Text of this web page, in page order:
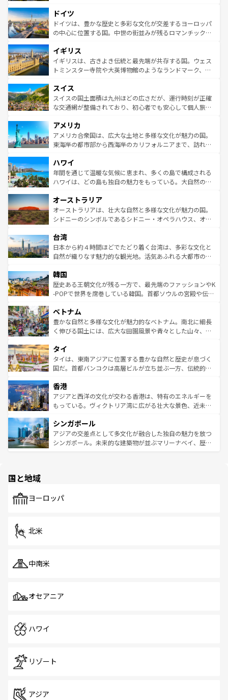
の城塞都市、穏やかなビーチリゾートまで多彩な表情を見
せる。地方によって風土や気候が異なるスペインはその個
性で訪れる人を魅了する。 なお、新着のスペイン情報はコ
で、幅広い魅力が詰まっている。華麗な宮殿、歴史的な大
聖堂、美しいビーチ、そして豊かな自然が、訪れる者を心
から魅了する。また、フランスは美食の国としても知ら
いる。シャンパンの発祥地であるランス、プロヴァンスの
香り高いラベンダー畑など、多彩な楽しみ方が可能だ。さ
らに、パリ以外の地域にも魅力が溢れており、どの街角に
れる地方に足を運ぶとそれぞれで全く異なる文化を体験で
きるだろう。 なお、新着のフランス情報はコンテンツ一覧
を参照してほしい。
ドイツ
ドイツは、豊かな歴史と多彩な文化が交差するヨーロッパ
の中心に位置する国。中世の街並みが残るロマンチック街
顔を持つこの国は、どこを歩いても飽きることがない。ベ
ルリンの文化的活気、バイエルン州のアルプスの絶景、そ
してライン川沿いのワイン畑といった風景は必見。ビール
は、お酒好きな人にはぜひ体験してほしい。 なお、新着の
ドイツ情報はコンテンツ一覧を参照してほしい。
イギリス
イギリスは、古きよき伝統と最先端が共存する国。ウェス
トミンスター寺院や大英博物館のようなランドマーク、歴
リアごとに異なる魅力がある。また、優雅なアフタヌーン
ティー、ビール好きにはたまらない英国パブ、サッカー観
戦など、本場だからこそできる体験も豊富。イギリスを旅
ンツ一覧を参照してほしい。
スイス
スイスの国土面積は九州ほどの広さだが、運行時刻が正確
な交通網が整備されており、初心者でも安心して個人旅行
の建物がそのまま残る町や、スイスならではのユニークな
博物館もあり、アルプス観光だけでなく町歩きも満喫する
ことができる。国民の所得が高いため物価も高いが、旅行
ば市内交通費無料で観光を楽しむこともできる。 なお、新
着のスイス情報はコンテンツ一覧 を参照してほしい。
アメリカ
アメリカ合衆国は、広大な土地と多様な文化が魅力の国。
東海岸の都市部から西海岸のカリフォルニアまで、訪れる
のような巨大都市は、観光、ショッピング、エンターテイ
ンメントが詰まった刺激的なスポットだ。一方、アメリカ
西部には大自然が広がり、グランドキャニオンやイエロー
部のニューオーリンズでは、音楽と美食が融合した独特の
文化が魅力。旅行者はアメリカの各地域で異なる魅力を楽
しみながら、その多様性と豊かな歴史を感じることができ
ならではの贅沢な旅のスタイルだ。 なお、新着のアメリカ
情報はコンテンツ一覧を参照してほしい。
ハワイ
年間を通じて温暖な気候に恵まれ、多くの島で構成される
ハワイは、どの島も独自の魅力をもっている。大自然の神
ワイ島は見逃せない。また、定番の観光地といえばオアフ
島だが、静かな自然を求めるならマウイ島やカウアイ島が
おすすめ。エメラルドグリーンに輝く海をはじめ、豊かな
れるおもてなしの心で訪れる人々を迎えてくれるハワイの
人々、おいしいローカルフードやハワイアンミュージッ
ク、伝統的なフラダンスなど、すべてがハワイの魅力を彩
ワイを、存分に味わってほしい。 なお、新着のハワイ情報
はコンテンツ一覧を参照してほしい。
オーストラリア
オーストラリアは、壮大な自然と多様な文化が魅力の国。
シドニーのシンボルであるシドニー・オペラハウス、オー
リアリーフや大陸中央部にそびえるウルル（エアーズロッ
ク）、タスマニアの美しい原生林やケアンズの熱帯雨林な
ど、見どころがたくさん。また、カフェやワイン、オージ
いる。アクティビティも充実しており、サーフィンやダイ
ビング、ハイキングなど、アウトドア好きにはたまらな
い。オーストラリアの多彩な魅力を存分に味わいつくそ
参照してほしい。
台湾
日本から約４時間ほどでたどり着く台湾は、多彩な文化と
自然が織りなす魅力的な観光地。活気あふれる大都市の台
ン）、静ひつな山岳地帯である台湾東部など、都市の喧騒
と山間の静けさが共存しており、訪れる人に新しい発見と
驚きをもたらしてくれる。また、奥深い台湾の食文化も魅
容にもいいと評判のスイーツなど、バラエティ豊かな料理
が味わえる。 なお、新着の台湾情報は コンテンツ一覧を参
照してほしい。
韓国
歴史ある王朝文化が残る一方で、最先端のファッションやK
-POPで世界を席巻している韓国。首都ソウルの宮殿や伝統
き、地方に足を延ばせば四季折々の自然美を楽しむことが
できる。そして、キムチや焼肉、絶品のストリートフード
まで、さまざまな韓国料理が待っている。夜には、韓国な
リティに包まれながら、韓国の多彩な魅力を心ゆくまで味
わってみてほしい。 なお、新着の韓国情報はコンテンツ一
覧を参照してほしい。
ベトナム
豊かな自然と多様な文化が魅力的なベトナム。南北に細長
く伸びる国土には、広大な田園風景や青々とした山々、世
急速な発展と共に伝統が息づく。ハノイの古い町並みやホ
ーチミン市のフランス統治時代の建物も、独特の雰囲気を
醸し出している。また、バラエティの豊かさとおいしさで
とつ。フォーやバインミー、ベトナムコーヒーなどは、ぜ
ひ現地で味わいたい。どの地域を訪れてもあたたかい人々
が旅行者を迎えてくれるので、きっと忘れられない旅にな
参照してほしい。
タイ
タイは、東南アジアに位置する豊かな自然と歴史が息づく
国だ。首都バンコクは高層ビルが立ち並ぶ一方、伝統的な
の活気が交差している。北部ではチェンマイなどの山岳地
帯で自然と触れ合い、南部ではプーケットやクラビの美し
いビーチでリゾート気分を楽しむことができる。タイ料理
激する。気候は一年中温暖で、どの季節にも異なる楽しみ
が待っている。親しみやすいタイの人々、仏教を中心とし
た文化、そして多様な観光資源が、訪れる旅人を魅了し続
香港
アジアと西洋の文化が交わる香港は、特有のエネルギーを
もっている。ヴィクトリア湾に広がる壮大な景色、近未来
み、どこを訪れても感動するはず。観光スポットが密集し
ており、効率よく見どころを回れるのも魅力。息をのむよ
うな絶景から文化的な体験まで、香港を存分に楽しみ尽く
シンガポール
アジアの交差点として多文化が融合した独自の魅力を放つ
シンガポール。未来的な建築物が並ぶマリーナベイ、歴史
で、ホーカーズは地元の風情を楽しめる外せないスポット
国と地域
ヨーロッパ
北米
中南米
オセアニア
ハワイ
リゾート
アジア